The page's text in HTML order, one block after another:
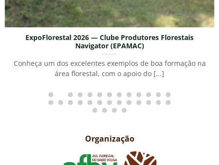
Florestais
boa formação na
ExpoFlorestal 2026 —
A Moviter é um dos grandes
florestais, representando algumas das
Organização